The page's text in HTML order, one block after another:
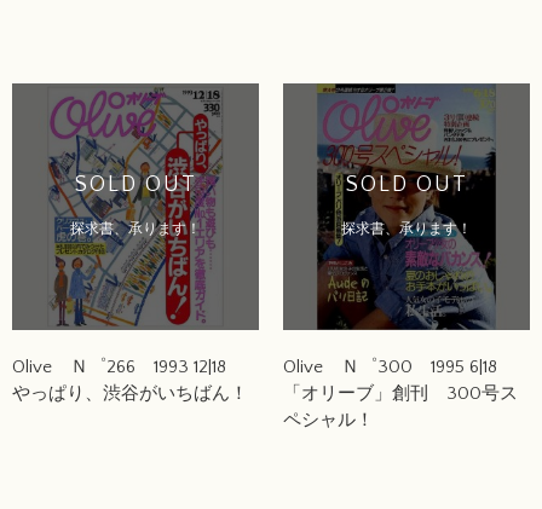
SOLD OUT
探求書、承ります！
Olive Ｎ゜266 1993 12|18
やっぱり、渋谷がいちばん！
SOLD OUT
探求書、承ります！
Olive Ｎ゜300 1995 6|18
「オリーブ」創刊 300号ス
ペシャル！